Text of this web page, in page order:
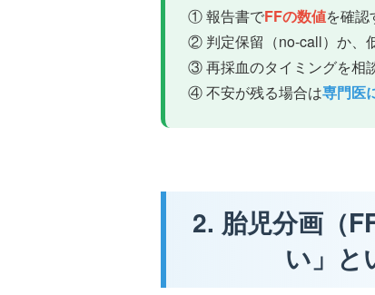
① 報告書でFFの数値を確認
② 判定保留（no-call）か、
③ 再採血のタイミングを相
④ 不安が残る場合は専門医
2. 胎児分画（
い」と